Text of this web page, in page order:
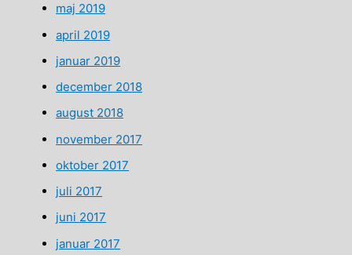
maj 2019
april 2019
januar 2019
december 2018
august 2018
november 2017
oktober 2017
juli 2017
juni 2017
januar 2017